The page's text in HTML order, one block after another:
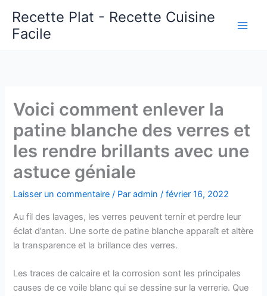
contenu
Recette Plat - Recette Cuisine
Facile
Voici comment enlever la
patine blanche des verres et
les rendre brillants avec une
astuce géniale
Laisser un commentaire / Paradmin/février 16, 2022
Au fil des lavages, les verres peuvent ternir et perdre leur
éclat d’antan. Une sorte de patine blanche apparaît et altère
la transparence et la brillance des verres.
Les traces de calcaire et la corrosion sont les principales
causes de ce voile blanc qui se dessine sur la verrerie. Que